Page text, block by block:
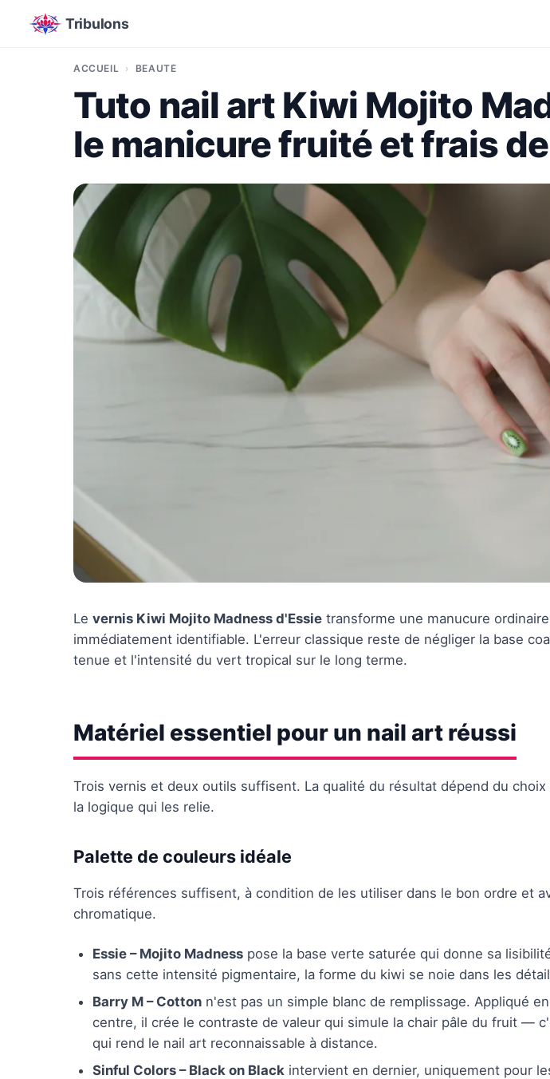
Tribulons
ACCUEIL BEAUTÉ
Tuto nail art Kiwi Mojito
le manicure fruité et frais
Le vernis Kiwi Mojito Madness d'Essie transforme une manucure
immédiatement identifiable. L'erreur classique reste de négliger la base
tenue et l'intensité du vert tropical sur le long terme.
Matériel essentiel pour un nail art réussi
Trois vernis et deux outils suffisent. La qualité du résultat dépend du
la logique qui les relie.
Palette de couleurs idéale
Trois références suffisent, à condition de les utiliser dans le bon ordre et
chromatique.
Essie – Mojito Madness pose la base verte saturée qui donne sa
sans cette intensité pigmentaire, la forme du kiwi se noie dans les
Barry M – Cotton n'est pas un simple blanc de remplissage. Appliqué
centre, il crée le contraste de valeur qui simule la chair pâle du fruit —
qui rend le nail art reconnaissable à distance.
Sinful Colors – Black on Black intervient en dernier, uniquement pour